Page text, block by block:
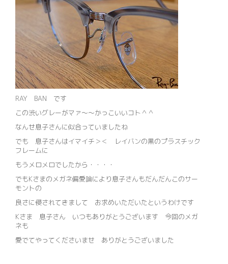
RAY BAN です
この渋いグレーがマァ～～かっこいいコト＾＾
なんせ息子さんに似合っていましたね
でも 息子さんはイマイチ＞＜ レイバンの黒のプラスチック
フレームに
もうメロメロでしたから・・・・
でもKさまのメガネ偏愛論により息子さんもだんだんこのサー
モントの
良さに侵されてきまして お求めいただいたというわけです
Kさま 息子さん いつもありがとうございます 今回のメガ
ネも
愛でてやってくださいませ ありがとうございました